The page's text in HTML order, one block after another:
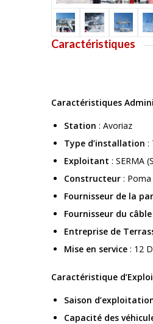
Caractéristiques
Caractéristiques
Station : Avoriaz
Type d’installation :
Exploitant : SERMA
Constructeur : Poma
Fournisseur de la
Fournisseur du câble
Entreprise de
Mise en service : 12
Caractéristique
Saison
Capacité des